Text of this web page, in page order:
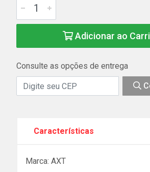
Adicionar ao
Consulte as opções de entrega
Características
Marca: AXT